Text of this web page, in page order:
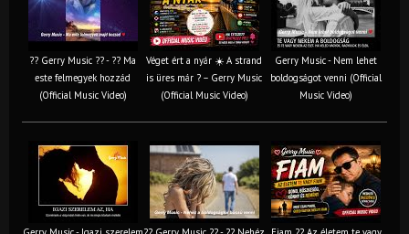
?? Gerry Music ?? - ?? Ma
este felmegyek hozzád
(Official Music Video)
Véget ért a nyár ☀️ A strand
is üres már ? – Gerry Music
(Official Music Video)
Gerry Music - Nem lehet
boldogságot venni (Official
Music Video)